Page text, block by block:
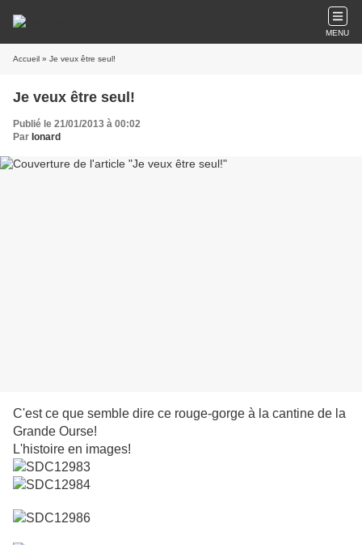
MENU
Accueil » Je veux être seul!
Je veux être seul!
Publié le 21/01/2013 à 00:02
Par Ionard
C'est ce que semble dire ce rouge-gorge à la cantine de la
Grande Ourse!
L'histoire en images!